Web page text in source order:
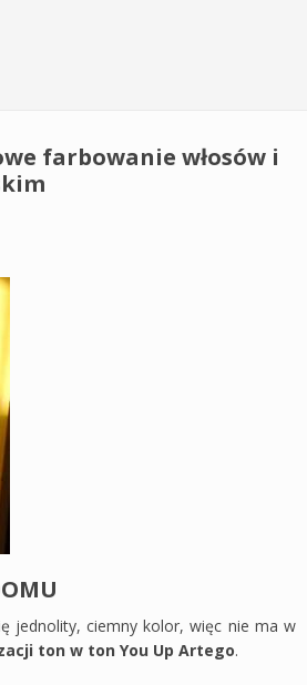
farbowanie włosów i
jednolity, ciemny kolor, więc nie ma w
ton w ton You Up Artego.